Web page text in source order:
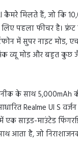
कैमरे मिलते हैं, जो कि
पहला फीचर है।
में सुपर नाइट मोड,
व्यू मोड और बहुत
के साथ 5,000mAh की
Realme UI S
एक साइड-माउंटेड
आता है, जो